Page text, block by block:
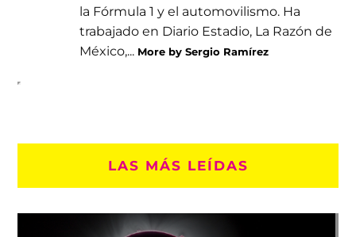
la Fórmula 1 y el automovilismo. Ha
trabajado en Diario Estadio, La Razón de
México,... More by Sergio Ramírez
LAS MÁS LEÍDAS